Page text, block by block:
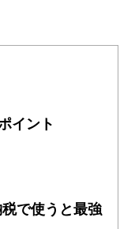
イント
で使うと最強